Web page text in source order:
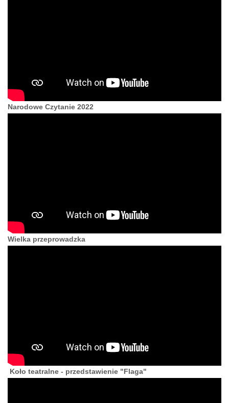
Narodowe Czytanie 2022
Wielka przeprowadzka
Koło teatralne - przedstawienie "Flaga"